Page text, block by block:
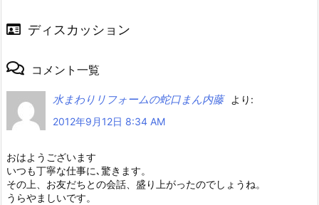
ディスカッション
コメント一覧
水まわりリフォームの蛇口まん内藤
より:
2012年9月12日 8:34 AM
おはようございます
いつも丁寧な仕事に､驚きます。
その上、お友だちとの会話、盛り上がったのでしょうね。
うらやましいです。